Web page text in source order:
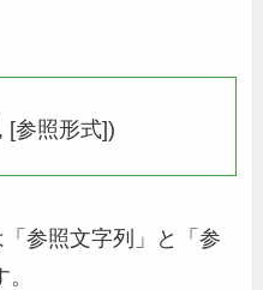
[参照形式])
参照文字列」と「参